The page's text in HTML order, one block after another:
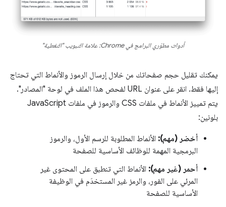
أدوات مطوّري البرامج في Chrome: علامة التبويب "التغطية"
يمكنك تقليل حجم صفحاتك من خلال إرسال الرموز والأنماط التي تحتاج
إليها فقط. انقر على عنوان URL لفحص هذا الملف في لوحة "المصادر".
يتم تمييز الأنماط في ملفات CSS والرموز في ملفات JavaScript
بلونين:
أخضر (مهم): الأنماط المطلوبة للرسم الأول، والرموز
البرمجية المهمة للوظائف الأساسية للصفحة
أحمر (غير مهم): الأنماط التي تنطبق على المحتوى غير
المرئي على الفور، والرمز غير المستخدَم في الوظيفة
الأساسية للصفحة